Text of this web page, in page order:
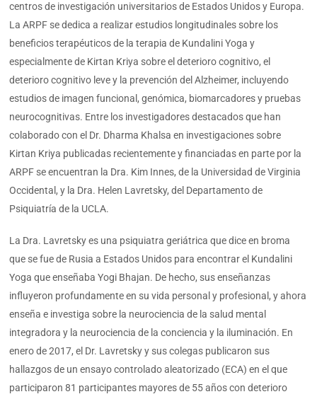
centros de investigación universitarios de Estados Unidos y Europa.
La ARPF se dedica a realizar estudios longitudinales sobre los
beneficios terapéuticos de la terapia de Kundalini Yoga y
especialmente de Kirtan Kriya sobre el deterioro cognitivo, el
deterioro cognitivo leve y la prevención del Alzheimer, incluyendo
estudios de imagen funcional, genómica, biomarcadores y pruebas
neurocognitivas. Entre los investigadores destacados que han
colaborado con el Dr. Dharma Khalsa en investigaciones sobre
Kirtan Kriya publicadas recientemente y financiadas en parte por la
ARPF se encuentran la Dra. Kim Innes, de la Universidad de Virginia
Occidental, y la Dra. Helen Lavretsky, del Departamento de
Psiquiatría de la UCLA.
La Dra. Lavretsky es una psiquiatra geriátrica que dice en broma
que se fue de Rusia a Estados Unidos para encontrar el Kundalini
Yoga que enseñaba Yogi Bhajan. De hecho, sus enseñanzas
influyeron profundamente en su vida personal y profesional, y ahora
enseña e investiga sobre la neurociencia de la salud mental
integradora y la neurociencia de la conciencia y la iluminación. En
enero de 2017, el Dr. Lavretsky y sus colegas publicaron sus
hallazgos de un ensayo controlado aleatorizado (ECA) en el que
participaron 81 participantes mayores de 55 años con deterioro